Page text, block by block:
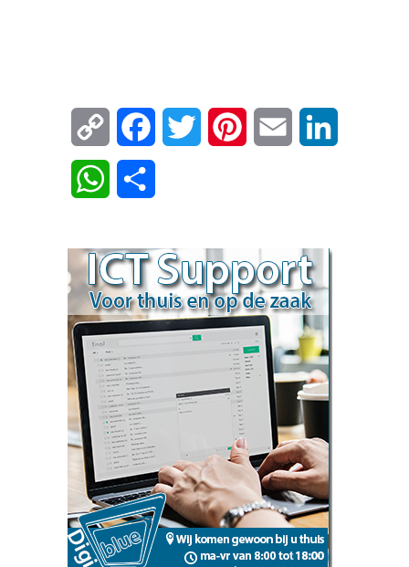
Copy
Link
FacebookTwitter Pinterest Email
WhatsApp